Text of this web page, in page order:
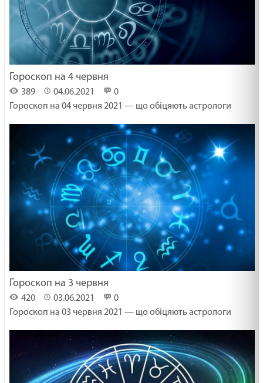
Гороскоп на 4 червня
389 04.06.2021
0
Гороскоп на 04 червня 2021 — що обіцяють астрологи
Гороскоп на 3 червня
420 03.06.2021
0
Гороскоп на 03 червня 2021 — що обіцяють астрологи